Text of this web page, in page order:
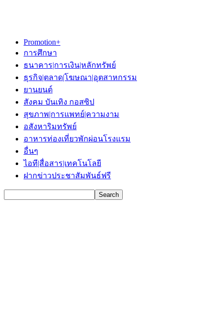
Promotion+
การศึกษา
ธนาคาร|การเงิน|หลักทรัพย์
ธุรกิจ|ตลาด|โฆษณา|อุตสาหกรรม
ยานยนต์
สังคม บันเทิง กอสซิป
สุขภาพ|การแพทย์|ความงาม
อสังหาริมทรัพย์
อาหารท่องเที่ยวพักผ่อนโรงแรม
อื่นๆ
ไอที|สื่อสาร|เทคโนโลยี
ฝากข่าวประชาสัมพันธ์ฟรี